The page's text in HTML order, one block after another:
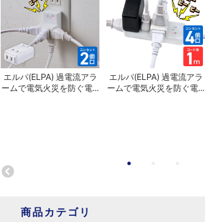
エルパ(ELPA) 過電流アラ
ームで電気火災を防ぐ電...
エルパ(ELPA) 過電流アラ
ームで電気火災を防ぐ電...
商品カテゴリ